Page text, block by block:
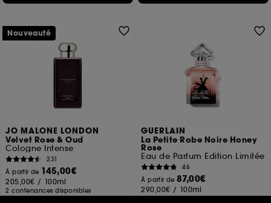
JO MALONE LONDON
Velvet Rose & Oud
Cologne Intense
231
À partir de 145,00€
205,00€ / 100ml
2 contenances disponibles
Nouveauté
GUERLAIN
La Petite Robe Noire Honey
Rose
Eau de Parfum Edition Limitée
46
À partir de87,00€
290,00€ / 100ml
2 contenances disponibles